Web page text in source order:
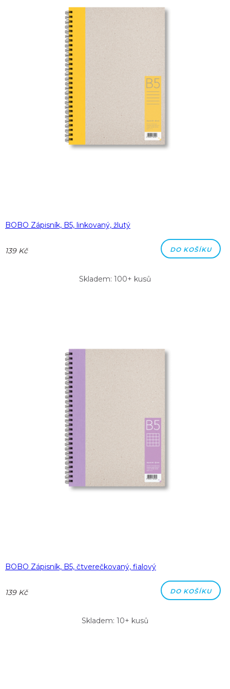
BOBO Zápisník, B5, linkovaný, žlutý
139 Kč DO KOŠÍKU
Skladem: 100+ kusů
BOBO Zápisník, B5, čtverečkovaný, fialový
139 Kč DO KOŠÍKU
Skladem: 10+ kusů